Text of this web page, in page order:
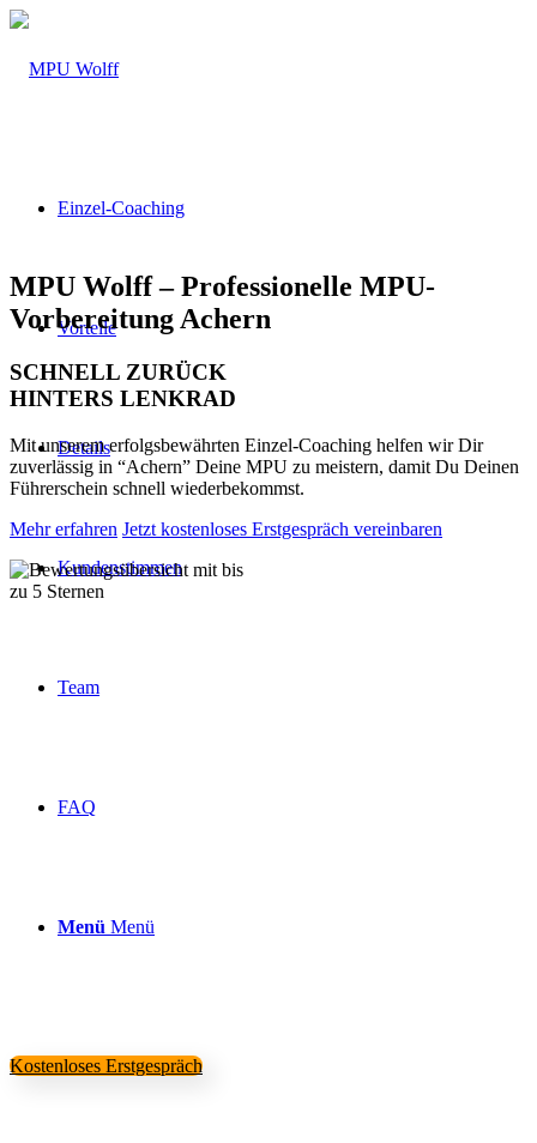
Einzel-Coaching
Vorteile
Details
Kundenstimmen
Team
FAQ
Menü Menü
Kostenloses Erstgespräch
MPU Wolff – Professionelle MPU-
Vorbereitung Achern
SCHNELL ZURÜCK
HINTERS LENKRAD
Mit unserem erfolgsbewährten Einzel-Coaching helfen wir Dir
zuverlässig in “Achern” Deine MPU zu meistern, damit Du Deinen
Führerschein schnell wiederbekommst.
Mehr erfahren Jetzt kostenloses Erstgespräch vereinbaren